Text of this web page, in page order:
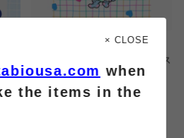
ス
【コラボ】せきやゆりえコラボソックス
靴下屋
× CLOSE
when
the items in the